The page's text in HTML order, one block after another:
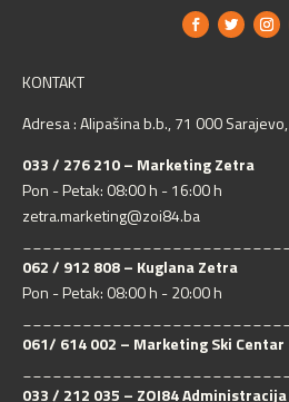
KONTAKT
Adresa : Alipašina b.b., 71 000 Sarajevo,
033 / 276 210 – Marketing Zetra
Pon - Petak: 08:00 h - 16:00 h
zetra.marketing@zoi84.ba
062 / 912 808 – Kuglana Zetra
Pon - Petak: 08:00 h - 20:00 h
061/ 614 002 – Marketing Ski Centar
033 / 212 035 – ZOI84 Administracija